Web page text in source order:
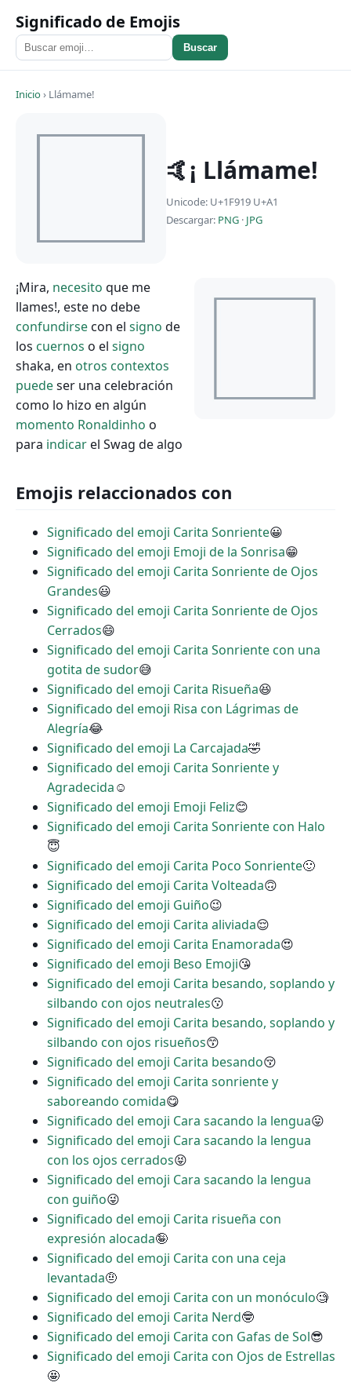
Significado de Emojis
Buscar
Inicio› Llámame!
🤙¡ Llámame!
Unicode: U+1F919 U+A1
Descargar: PNG · JPG
¡Mira, necesito que me
llames!, este no debe
confundirsecon el signo de
los cuernos o el signo
shaka, en otros contextos
puedeser una celebración
como lo hizo en algún
momento Ronaldinho o
para indicarel Swag de algo
Emojis relaccionados con
Significado del emoji Carita Sonriente😀
Significado del emoji Emoji de la Sonrisa😁
Significado del emoji Carita Sonriente de Ojos
Grandes😃
Significado del emoji Carita Sonriente de Ojos
Cerrados😄
Significado del emoji Carita Sonriente con una
gotita de sudor😅
Significado del emoji Carita Risueña😆
Significado del emoji Risa con Lágrimas de
Alegría😂
Significado del emoji La Carcajada🤣
Significado del emoji Carita Sonriente y
Agradecida☺
Significado del emoji Emoji Feliz😊
Significado del emoji Carita Sonriente con Halo
😇
Significado del emoji Carita Poco Sonriente🙂
Significado del emoji Carita Volteada🙃
Significado del emoji Guiño😉
Significado del emoji Carita aliviada😌
Significado del emoji Carita Enamorada😍
Significado del emoji Beso Emoji😘
Significado del emoji Carita besando, soplando y
silbando con ojos neutrales😗
Significado del emoji Carita besando, soplando y
silbando con ojos risueños😙
Significado del emoji Carita besando😚
Significado del emoji Carita sonriente y
saboreando comida😋
Significado del emoji Cara sacando la lengua😛
Significado del emoji Cara sacando la lengua
con los ojos cerrados😝
Significado del emoji Cara sacando la lengua
con guiño😜
Significado del emoji Carita risueña con
expresión alocada🤪
Significado del emoji Carita con una ceja
levantada🤨
Significado del emoji Carita con un monóculo🧐
Significado del emoji Carita Nerd🤓
Significado del emoji Carita con Gafas de Sol😎
Significado del emoji Carita con Ojos de Estrellas
🤩